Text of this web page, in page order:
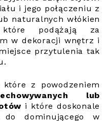
i jego połączeniu z
naturalnych włókien
które podążają za
w dekoracji wnętrz i
przytulenia tak
z powodzeniem
lub
i które doskonale
dominującego w